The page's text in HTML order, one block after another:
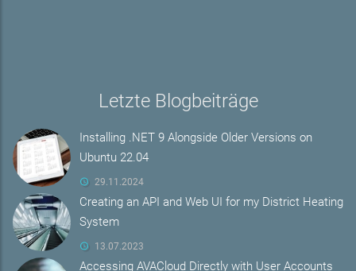
Letzte Blogbeiträge
Installing .NET 9 Alongside Older Versions on
Ubuntu 22.04
29.11.2024
Creating an API and Web UI for my District Heating
System
13.07.2023
Accessing AVACloud Directly with User Accounts